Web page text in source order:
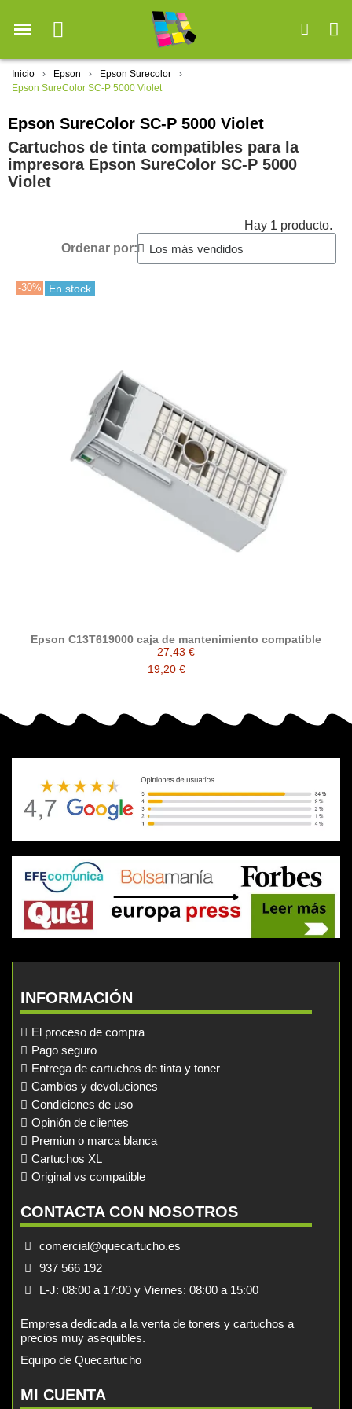
Inicio Epson
Epson Surecolor
Epson SureColor SC-P 5000 Violet
Epson SureColor SC-P 5000 Violet
Cartuchos de tinta compatibles para la
impresora Epson SureColor SC-P 5000
Violet
Hay 1 producto.
Ordenar por:
-30% En stock
Epson C13T619000 caja de mantenimiento compatible
27,43 €
19,20 €
INFORMACIÓN
El proceso de compra
Pago seguro
Entrega de cartuchos de tinta y toner
Cambios y devoluciones
Condiciones de uso
Opinión de clientes
Premiun o marca blanca
Cartuchos XL
Original vs compatible
CONTACTA CON NOSOTROS
comercial@quecartucho.es
937 566 192
L-J: 08:00 a 17:00 y Viernes: 08:00 a 15:00
Empresa dedicada a la venta de toners y cartuchos a
precios muy asequibles.
Equipo de Quecartucho
MI CUENTA